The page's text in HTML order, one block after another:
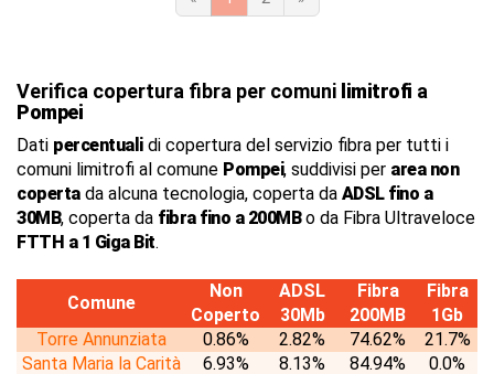
Verifica copertura fibra per comuni limitrofi a
Pompei
Dati percentualidi copertura del servizio fibra per tutti i
comuni limitrofi al comune Pompei, suddivisi per area non
copertada alcuna tecnologia, coperta da ADSL fino a
30MB, coperta da fibra fino a 200MBo da Fibra Ultraveloce
FTTH a 1 Giga Bit.
Comune
Non
Coperto
ADSL
30Mb
Fibra
200MB
Fibra
1Gb
Torre Annunziata
0.86% 2.82% 74.62%
21.7%
Santa Maria la Carità
6.93% 8.13% 84.94%
0.0%